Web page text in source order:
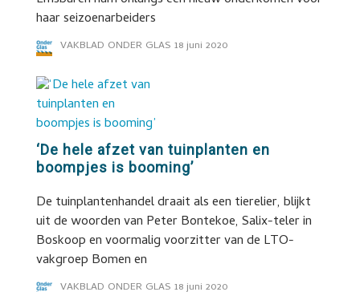
haar seizoenarbeiders
VAKBLAD ONDER GLAS 18 juni 2020
‘De hele afzet van tuinplanten en
boompjes is booming’
De tuinplantenhandel draait als een tierelier, blijkt
uit de woorden van Peter Bontekoe, Salix-teler in
Boskoop en voormalig voorzitter van de LTO-
vakgroep Bomen en
VAKBLAD ONDER GLAS 18 juni 2020